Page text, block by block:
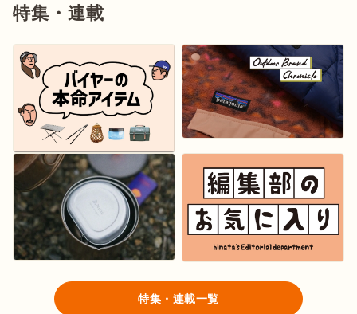
特集・連載
特集・連載一覧